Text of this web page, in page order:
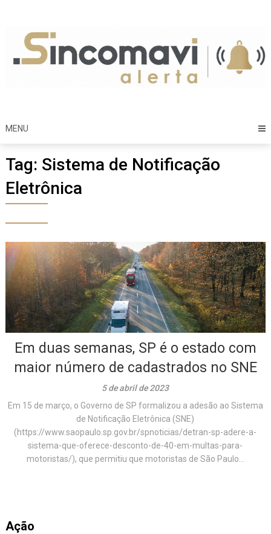
content
MENU
Tag: Sistema de Notificação
Eletrônica
Em duas semanas, SP é o estado com
maior número de cadastrados no SNE
5 de abril de 2023
Em 15 de março, o Governo de SP formalizou a adesão ao Sistema
de Notificação Eletrônica (SNE)
(https://www.saopaulo.sp.gov.br/spnoticias/detran-sp-adere-a-
sistema-que-oferece-desconto-de-40-em-multas-para-
motoristas/), que permitiu que motoristas de São Paulo...
Ação